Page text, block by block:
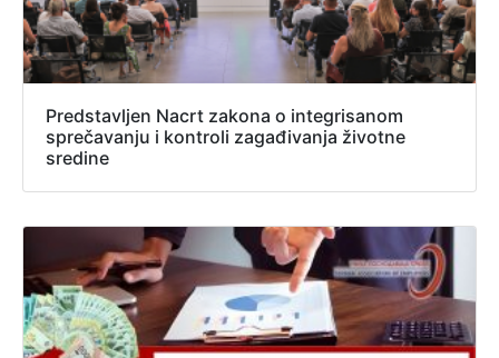
Predstavljen Nacrt zakona o integrisanom
sprečavanju i kontroli zagađivanja životne
sredine